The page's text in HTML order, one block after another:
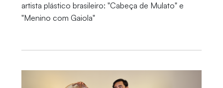
artista plástico brasileiro: "Cabeça de Mulato" e
"Menino com Gaiola"